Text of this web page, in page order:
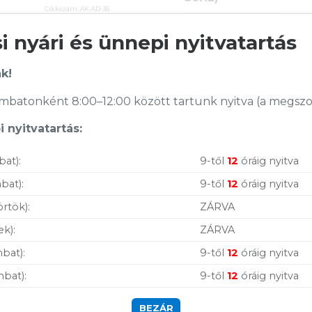
Cikkszám: AK-AD-36
Gyártó:
Akyga
Garanciaidő:24 hónap
3 590 Ft
Gyártó: Gembird
3 250Ft
Vásárolj nálunk!
50 000 Ft felett ingyenes szállítás
nyári és ünnepi nyitvatartás
8:00–12:00 között tartunk nyitva (a
nyitvatartás:
9-től 12 óráig nyitva
9-től 12 óráig nyitva
ZÁRVA
ZÁRVA
9-től 12 óráig nyitva
9-től 12 óráig nyitva
BEZÁR